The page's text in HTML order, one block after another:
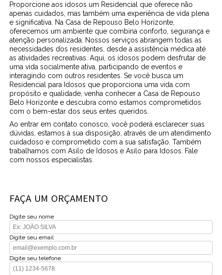
Proporcione aos idosos um Residencial que oferece não
apenas cuidados, mas também uma experiência de vida plena
e significativa. Na Casa de Repouso Belo Horizonte,
oferecemos um ambiente que combina conforto, segurança e
atenção personalizada. Nossos serviços abrangem todas as
necessidades dos residentes, desde a assistência médica até
as atividades recreativas. Aqui, os idosos podem desfrutar de
uma vida socialmente ativa, participando de eventos e
interagindo com outros residentes. Se você busca um
Residencial para Idosos que proporciona uma vida com
propósito e qualidade, venha conhecer a Casa de Repouso
Belo Horizonte e descubra como estamos comprometidos
com o bem-estar dos seus entes queridos.
Ao entrar em contato conosco, você poderá esclarecer suas
dúvidas, estamos à sua disposição, através de um atendimento
cuidadoso e comprometido com a sua satisfação. Também
trabalhamos com Asilo de Idosos e Asilo para Idosos. Fale
com nossos especialistas.
FAÇA UM ORÇAMENTO
Digite seu nome
Digite seu email
Digite seu telefone